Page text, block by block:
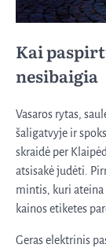
Kai
nesibaigia
Vasaros rytas,
šaligatvyje ir
skraidė per
atsisakė judėti.
mintis, kuri ateina
kainos etiketes
Geras elektrinis